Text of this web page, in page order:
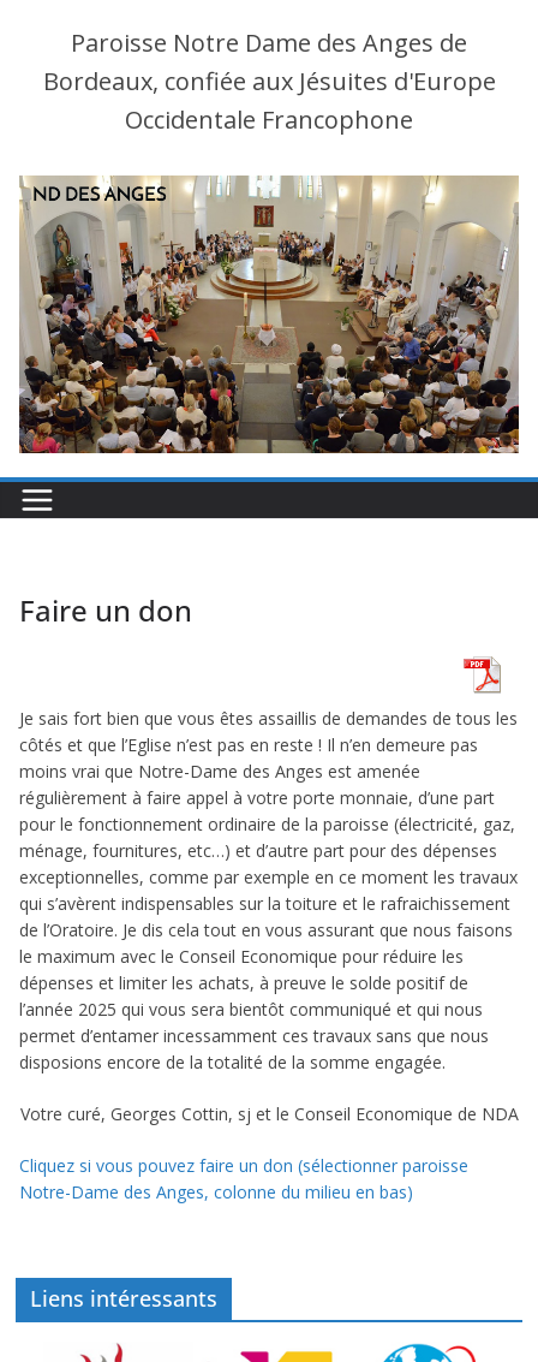
Paroisse Notre Dame des Anges de
Bordeaux, confiée aux Jésuites d'Europe
Occidentale Francophone
Faire un don
Je sais fort bien que vous êtes assaillis de demandes de tous les
côtés et que l’Eglise n’est pas en reste ! Il n’en demeure pas
moins vrai que Notre-Dame des Anges est amenée
régulièrement à faire appel à votre porte monnaie, d’une part
pour le fonctionnement ordinaire de la paroisse (électricité, gaz,
ménage, fournitures, etc…) et d’autre part pour des dépenses
exceptionnelles, comme par exemple en ce moment les travaux
qui s’avèrent indispensables sur la toiture et le rafraichissement
de l’Oratoire. Je dis cela tout en vous assurant que nous faisons
le maximum avec le Conseil Economique pour réduire les
dépenses et limiter les achats, à preuve le solde positif de
l’année 2025 qui vous sera bientôt communiqué et qui nous
permet d’entamer incessamment ces travaux sans que nous
disposions encore de la totalité de la somme engagée.
Votre curé, Georges Cottin, sj et le Conseil Economique de NDA
Cliquez si vous pouvez faire un don (sélectionner paroisse
Notre-Dame des Anges, colonne du milieu en bas)
Liens intéressants